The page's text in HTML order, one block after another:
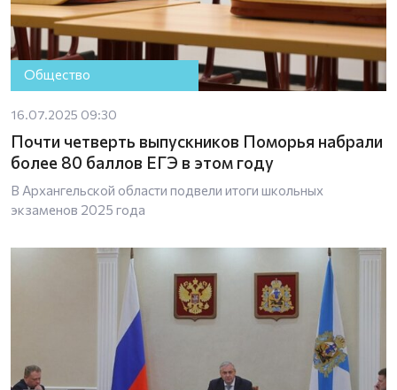
Общество
16.07.2025 09:30
Почти четверть выпускников Поморья набрали
более 80 баллов ЕГЭ в этом году
В Архангельской области подвели итоги школьных
экзаменов 2025 года